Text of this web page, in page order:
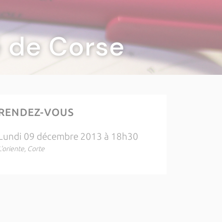
Corse
VOUS
09 décembre 2013 à 18h30
Corte